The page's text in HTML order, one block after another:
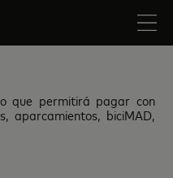
que permitirá pagar con
aparcamientos, biciMAD,